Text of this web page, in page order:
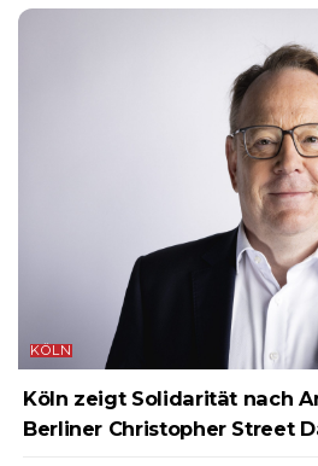
KÖLN
Köln zeigt Solidarität nach
Berliner Christopher Street